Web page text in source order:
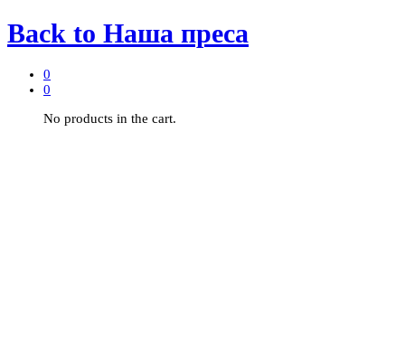
Back to Наша преса
0
0
No products in the cart.